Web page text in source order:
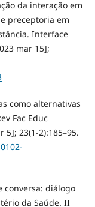
da interação em
preceptoria em
Interface
mar 15];
como alternativas
Fac Educ
5]; 23(1-2):185–95.
conversa: diálogo
da Saúde. II